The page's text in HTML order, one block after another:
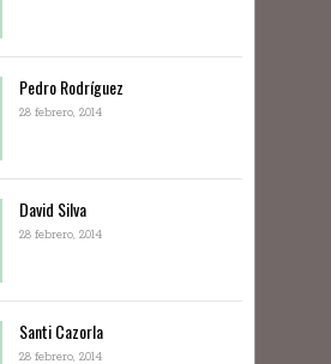
Pedro Rodríguez
28 febrero, 2014
David Silva
28 febrero, 2014
Santi Cazorla
28 febrero, 2014